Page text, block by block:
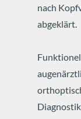
nach
abgeklärt.